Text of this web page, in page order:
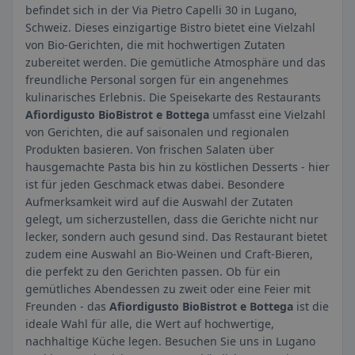
befindet sich in der Via Pietro Capelli 30 in Lugano,
Schweiz. Dieses einzigartige Bistro bietet eine Vielzahl
von Bio-Gerichten, die mit hochwertigen Zutaten
zubereitet werden. Die gemütliche Atmosphäre und das
freundliche Personal sorgen für ein angenehmes
kulinarisches Erlebnis. Die Speisekarte des Restaurants
Afiordigusto BioBistrot e Bottega umfasst eine Vielzahl
von Gerichten, die auf saisonalen und regionalen
Produkten basieren. Von frischen Salaten über
hausgemachte Pasta bis hin zu köstlichen Desserts - hier
ist für jeden Geschmack etwas dabei. Besondere
Aufmerksamkeit wird auf die Auswahl der Zutaten
gelegt, um sicherzustellen, dass die Gerichte nicht nur
lecker, sondern auch gesund sind. Das Restaurant bietet
zudem eine Auswahl an Bio-Weinen und Craft-Bieren,
die perfekt zu den Gerichten passen. Ob für ein
gemütliches Abendessen zu zweit oder eine Feier mit
Freunden - das Afiordigusto BioBistrot e Bottega ist die
ideale Wahl für alle, die Wert auf hochwertige,
nachhaltige Küche legen. Besuchen Sie uns in Lugano